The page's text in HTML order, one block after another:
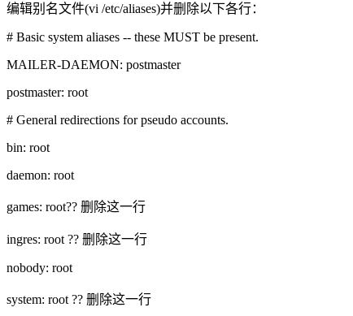
编辑别名文件(vi /etc/aliases)并删除以下各行：
# Basic system aliases -- these MUST be present.
MAILER-DAEMON: postmaster
postmaster: root
# General redirections for pseudo accounts.
bin: root
daemon: root
games: root?? 删除这一行
ingres: root ?? 删除这一行
nobody: root
system: root ?? 删除这一行